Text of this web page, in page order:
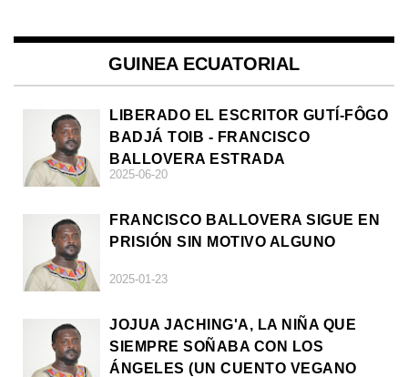
GUINEA ECUATORIAL
LIBERADO EL ESCRITOR GUTÍ-FÔGO
BADJÁ TOIB - FRANCISCO
BALLOVERA ESTRADA
2025-06-20
FRANCISCO BALLOVERA SIGUE EN
PRISIÓN SIN MOTIVO ALGUNO
2025-01-23
JOJUA JACHING'A, LA NIÑA QUE
SIEMPRE SOÑABA CON LOS
ÁNGELES (UN CUENTO VEGANO